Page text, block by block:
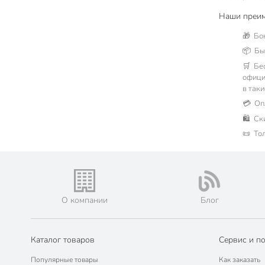
Наши
🎁
📦
🛒
в
💳
🛍
📜
О компании Блог
Каталог товаров
Популярные товары
Сервис и
Как заказать